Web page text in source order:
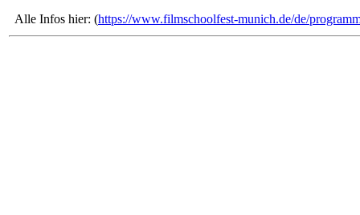
Alle Infos hier: (https://www.filmschoolfest-munich.de/de/